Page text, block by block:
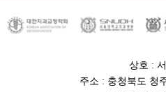
상호 :
주소 : 충청북도 청